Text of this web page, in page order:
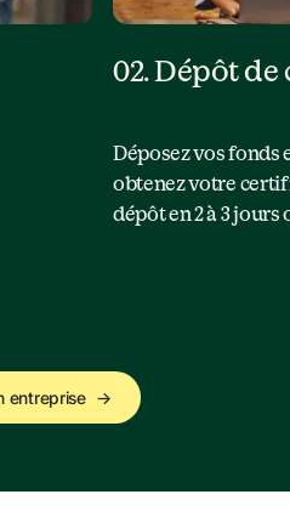
02. Dépôt
Déposez vos fonds
obtenez votre
dépôt en 2 à 3 jours
entreprise →